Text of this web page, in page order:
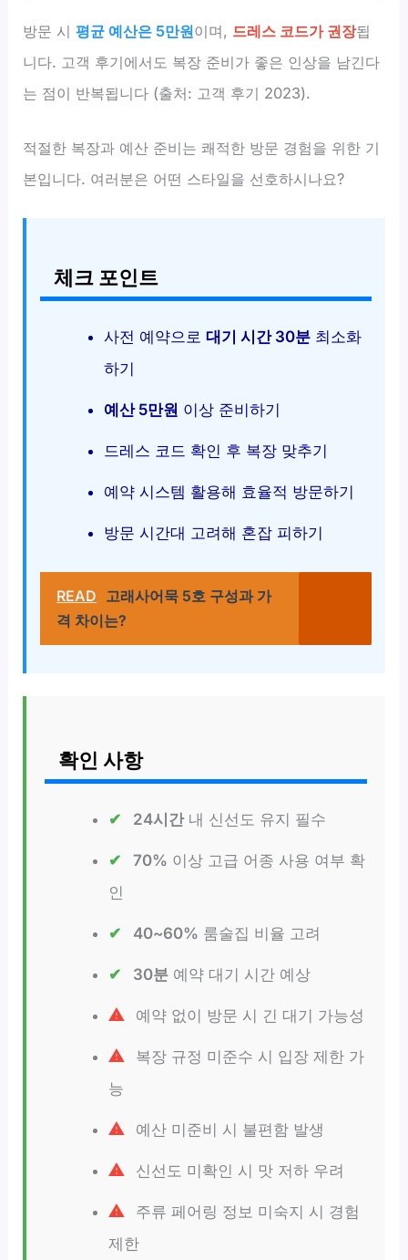
방문 시평균 예산은 5만원이며, 드레스 코드가 권장됩
니다. 고객 후기에서도 복장 준비가 좋은 인상을 남긴다
는 점이 반복됩니다 (출처: 고객 후기 2023).
적절한 복장과 예산 준비는 쾌적한 방문 경험을 위한 기
본입니다. 여러분은 어떤 스타일을 선호하시나요?
체크 포인트
사전 예약으로 대기 시간 30분최소화
하기
예산 5만원 이상 준비하기
드레스 코드 확인 후 복장 맞추기
예약 시스템 활용해 효율적 방문하기
방문 시간대 고려해 혼잡 피하기
READ
고래사어묵 5호 구성과 가
격 차이는?
확인 사항
24시간내 신선도 유지 필수
70% 이상 고급 어종 사용 여부 확
인
40~60% 룸술집 비율 고려
30분예약 대기 시간 예상
예약 없이 방문 시 긴 대기 가능성
복장 규정 미준수 시 입장 제한 가
능
예산 미준비 시 불편함 발생
신선도 미확인 시 맛 저하 우려
주류 페어링 정보 미숙지 시 경험
제한